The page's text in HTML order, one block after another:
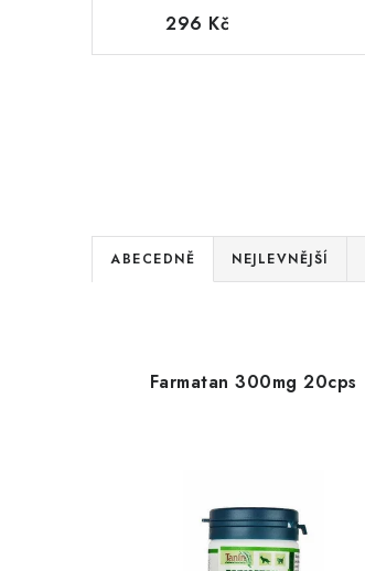
296 Kč
Ř
a
ABECEDNĚ NEJLEVNĚJŠÍ
Farmatan 300mg 20cps